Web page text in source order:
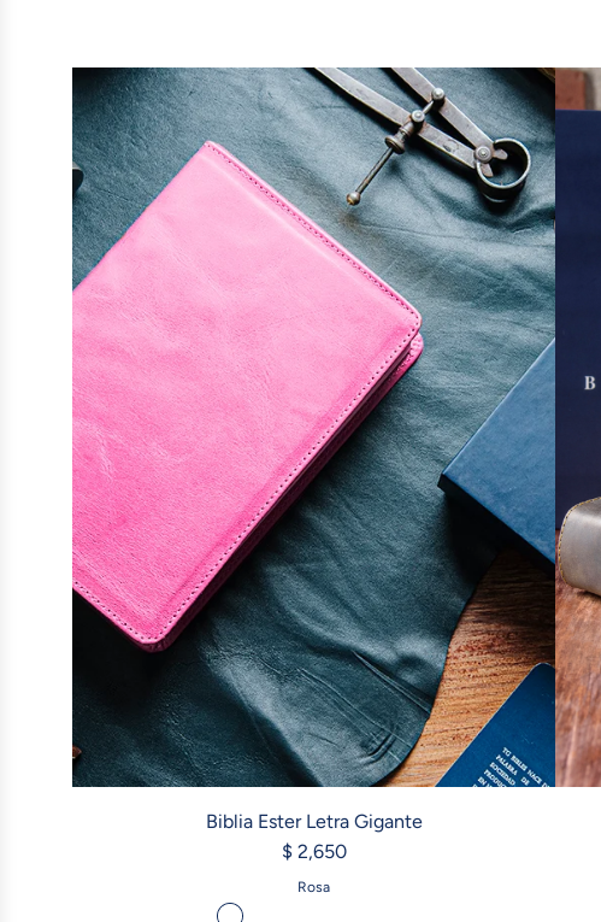
Biblia Ester Letra Gigante
$ 2,650
Rosa